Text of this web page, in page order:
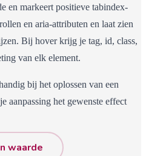
en markeert positieve tabindex-
en aria-attributen en laat zien
Bij hover krijg je tag, id, class,
van elk element.
bij het oplossen van een
aanpassing het gewenste effect
waarde